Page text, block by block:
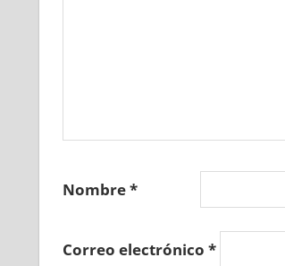
Nombre*
Correo electrónico *